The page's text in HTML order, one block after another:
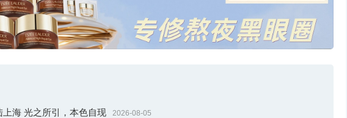
海 光之所引，本色自现 2026-08-05